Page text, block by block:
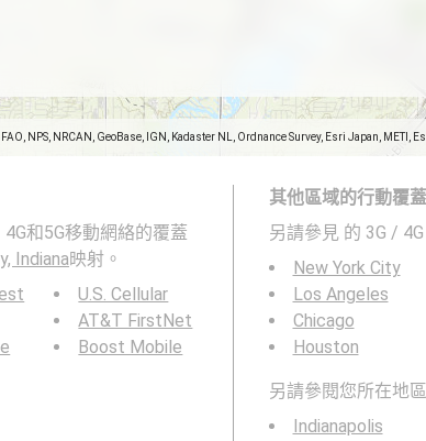
NPS, NRCAN, GeoBase, IGN, Kadaster NL, Ordnance Survey, Esri Japan,
和5G移動網絡的覆蓋
Indiana映射。
U.S. Cellular
AT&T FirstNet
Boost Mobile
其他區域的行動覆
另請參見 的 3G /
New York City
Los Angeles
Chicago
Houston
另請參閱您所在地
Indianapolis